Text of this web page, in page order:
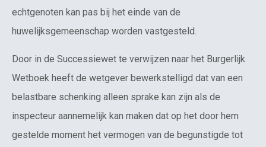
echtgenoten kan pas bij het einde van de
huwelijksgemeenschap worden vastgesteld.
Door in de Successiewet te verwijzen naar het Burgerlijk
Wetboek heeft de wetgever bewerkstelligd dat van een
belastbare schenking alleen sprake kan zijn als de
inspecteur aannemelijk kan maken dat op het door hem
gestelde moment het vermogen van de begunstigde tot